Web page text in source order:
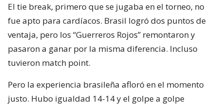
El tie break, primero que se jugaba en el torneo, no
fue apto para cardíacos. Brasil logró dos puntos de
ventaja, pero los “Guerreros Rojos” remontaron y
pasaron a ganar por la misma diferencia. Incluso
tuvieron match point.
Pero la experiencia brasileña afloró en el momento
justo. Hubo igualdad 14-14 y el golpe a golpe